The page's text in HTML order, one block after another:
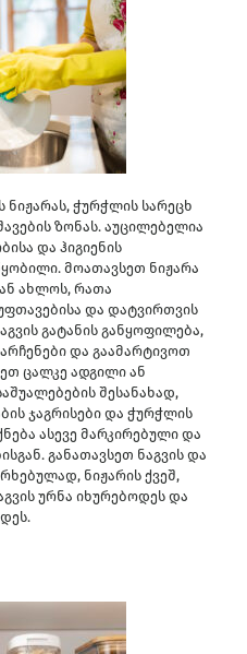
ნიჟარას, ჭურჭლის სარეცხ
ზონას. აუცილებელია
და ჰიგიენის
მოათავსეთ ნიჟარა
ახლოს, რათა
და დატვირთვის
გატანის განყოფილება,
და გაამარტივოთ
ცალკე ადგილი ან
შესანახად,
ჯაგრისები და ჭურჭლის
ასევე მარკირებული და
განათავსეთ ნაგვის და
ნიჟარის ქვეშ,
ურნა იხურებოდეს და